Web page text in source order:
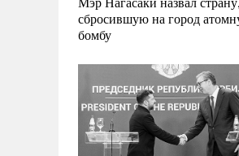
сбросившую на город
бомбу